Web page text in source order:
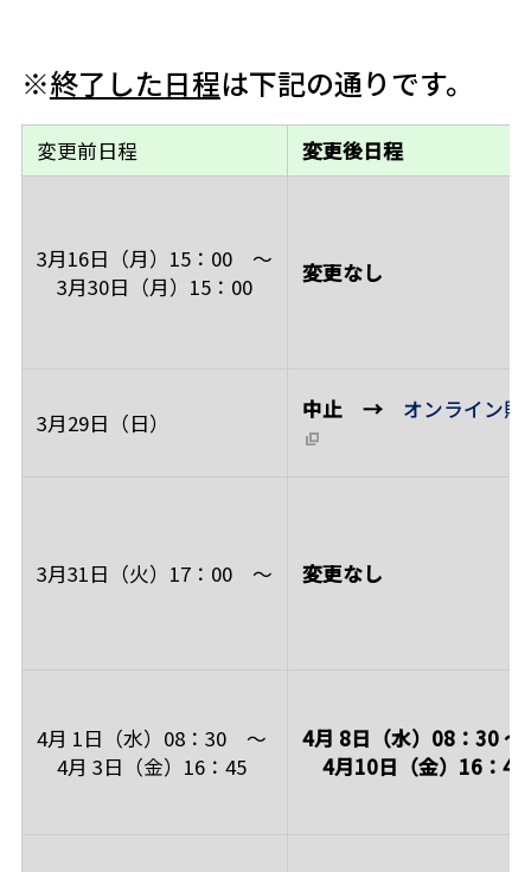
※終了した日程は下記の通りです。
変更前日程 変更後日程
3月16日（月）15：00 ～
3月30日（月）15：00
変更なし
3月29日（日） 中止 → オンライン販
3月31日（火）17：00 ～ 変更なし
4月 1日（水）08：30 ～
4月 3日（金）16：45
4月 8日（水）08：30 ～
4月10日（金）16：45